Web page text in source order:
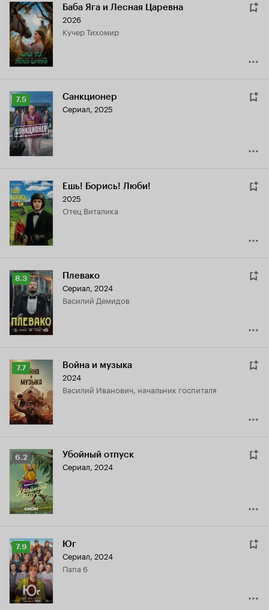
Баба Яга и Лесная Царевна
2026
Кучер Тихомир
Рейтинг
Кинопоиска
7.5
7.5 Санкционер
Сериал, 2025
Ешь! Борись! Люби!
2025
отец Виталика
Рейтинг
Кинопоиска
8.3
8.3 Плевако
Сериал, 2024
Василий Демидов
Рейтинг
Кинопоиска
7.7
7.7 Война и музыка
2024
Василий Иванович, начальник госпиталя
Рейтинг
Кинопоиска
6.2
6.2 Убойный отпуск
Сериал, 2024
Рейтинг
Кинопоиска
7.9
7.9 Юг
Сериал, 2024
Папа 6